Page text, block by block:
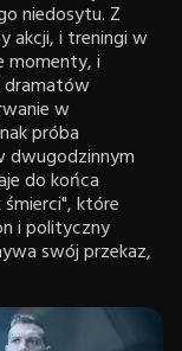
niedosytu. Z
akcji, i treningi w
momenty, i
dramatów
w
próba
dwugodzinnym
do końca
które
i polityczny
swój przekaz,